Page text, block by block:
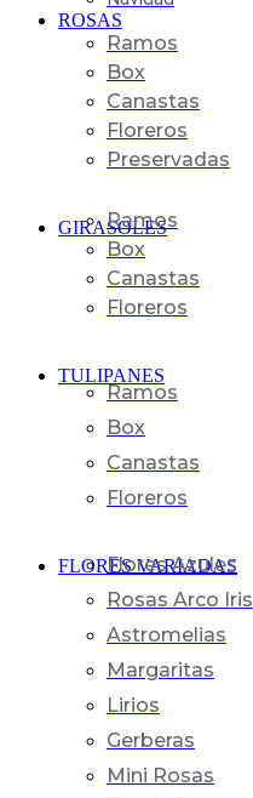
ROSAS
Ramos
Box
Canastas
Floreros
Preservadas
GIRASOLES
Ramos
Box
Canastas
Floreros
TULIPANES
Ramos
Box
Canastas
Floreros
FLORES VARIADAS
Flores Azules
Rosas Arco Iris
Astromelias
Margaritas
Lirios
Gerberas
Mini Rosas